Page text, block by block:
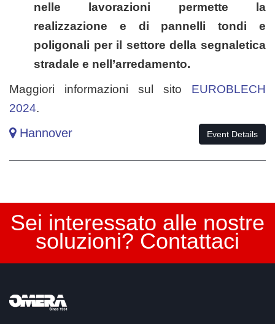
nelle lavorazioni permette la
realizzazione e di pannelli tondi e
poligonali per il settore della segnaletica
stradale e nell’arredamento.
Maggiori informazioni sul sito EUROBLECH
2024.
Hannover Event Details
Sei interessato alle nostre
soluzioni? Contattaci